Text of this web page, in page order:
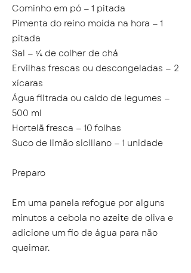
Cominho em pó — 1 pitada
Pimenta do reino moída na hora — 1
pitada
Sal — ¼ de colher de chá
Ervilhas frescas ou descongeladas — 2
xícaras
Água filtrada ou caldo de legumes —
500 ml
Hortelã fresca — 10 folhas
Suco de limão siciliano — 1 unidade
Preparo
Em uma panela refogue por alguns
minutos a cebola no azeite de oliva e
adicione um fio de água para não
queimar.